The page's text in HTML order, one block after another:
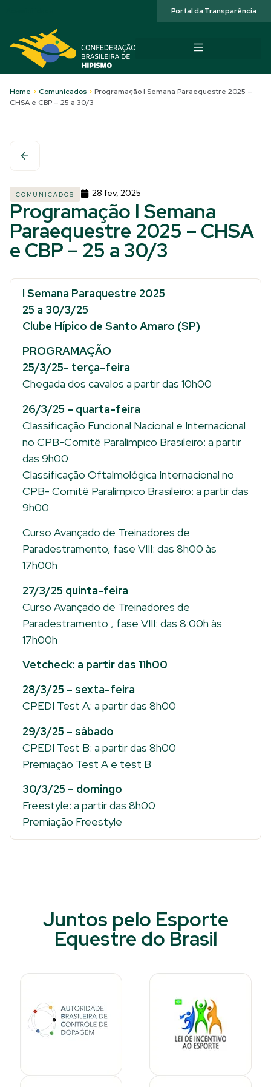
Portal da Transparência
Home > Comunicados > Programação I Semana Paraequestre 2025 –
CHSA e CBP – 25 a 30/3
COMUNICADOS 28 fev, 2025
Programação I Semana
Paraequestre 2025 – CHSA
e CBP – 25 a 30/3
I Semana Paraquestre 2025
25 a 30/3/25
Clube Hípico de Santo Amaro (SP)
PROGRAMAÇÃO
25/3/25- terça-feira
Chegada dos cavalos a partir das 10h00
26/3/25 – quarta-feira
Classificação Funcional Nacional e Internacional
no CPB-Comitê Paralímpico Brasileiro: a partir
das 9h00
Classificação Oftalmológica Internacional no
CPB- Comitê Paralímpico Brasileiro: a partir das
9h00
Curso Avançado de Treinadores de
Paradestramento, fase VIII: das 8h00 às
17h00h
27/3/25 quinta-feira
Curso Avançado de Treinadores de
Paradestramento , fase VIII: das 8:00h às
17h00h
Vetcheck: a partir das 11h00
28/3/25 – sexta-feira
CPEDI Test A: a partir das 8h00
29/3/25 – sábado
CPEDI Test B: a partir das 8h00
Premiação Test A e test B
30/3/25 – domingo
Freestyle: a partir das 8h00
Premiação Freestyle
Juntos pelo Esporte
Equestre do Brasil